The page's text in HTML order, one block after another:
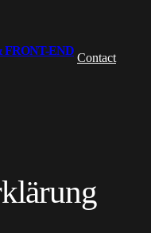
FRONT-END Contact